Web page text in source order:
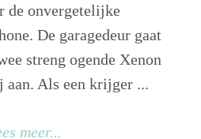
de onvergetelijke
De garagedeur gaat
streng ogende Xenon
Als een krijger ...
meer...